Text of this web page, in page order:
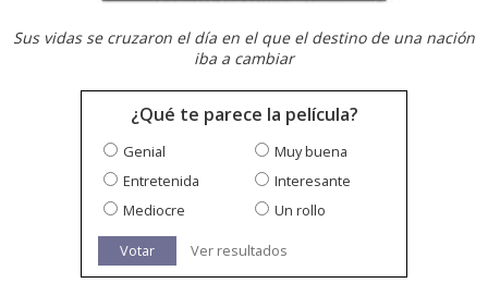
Sus vidas se cruzaron el día en el que el destino de una nación
iba a cambiar
¿Qué te parece la película?
Genial
Muy buena
Entretenida
Interesante
Mediocre
Un rollo
Votar Ver resultados